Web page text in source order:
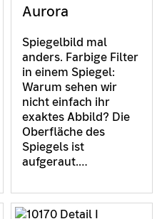
Aurora
Spiegelbild mal
anders. Farbige Filter
in einem Spiegel:
Warum sehen wir
nicht einfach ihr
exaktes Abbild? Die
Oberfläche des
Spiegels ist
aufgeraut.…